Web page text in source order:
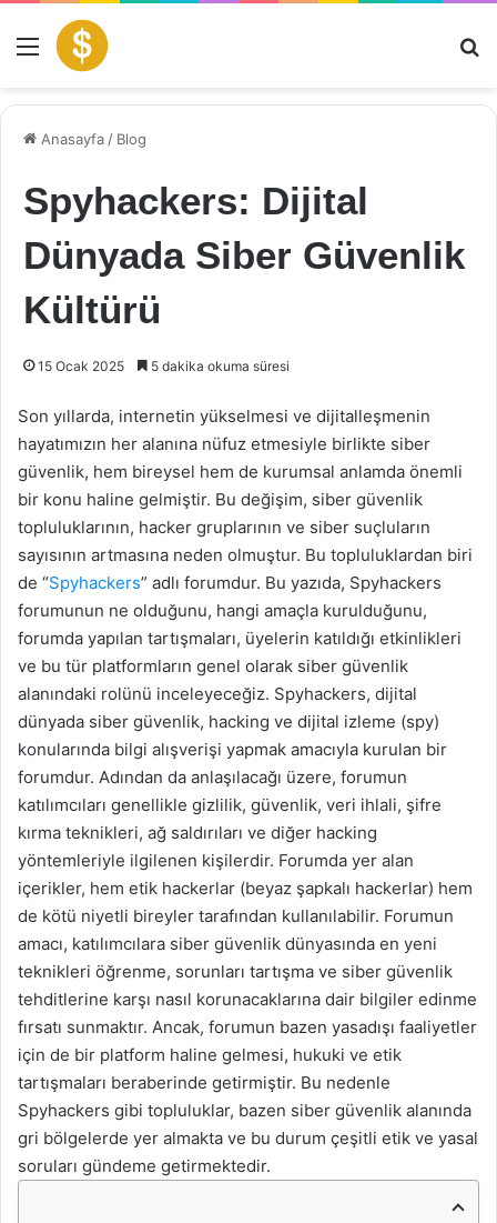
Menü
Anasayfa / Blog
Spyhackers: Dijital
Dünyada Siber Güvenlik
Kültürü
15 Ocak 2025 5 dakika okuma süresi
Son yıllarda, internetin yükselmesi ve dijitalleşmenin
hayatımızın her alanına nüfuz etmesiyle birlikte siber
güvenlik, hem bireysel hem de kurumsal anlamda önemli
bir konu haline gelmiştir. Bu değişim, siber güvenlik
topluluklarının, hacker gruplarının ve siber suçluların
sayısının artmasına neden olmuştur. Bu topluluklardan biri
de “Spyhackers” adlı forumdur. Bu yazıda, Spyhackers
forumunun ne olduğunu, hangi amaçla kurulduğunu,
forumda yapılan tartışmaları, üyelerin katıldığı etkinlikleri
ve bu tür platformların genel olarak siber güvenlik
alanındaki rolünü inceleyeceğiz. Spyhackers, dijital
dünyada siber güvenlik, hacking ve dijital izleme (spy)
konularında bilgi alışverişi yapmak amacıyla kurulan bir
forumdur. Adından da anlaşılacağı üzere, forumun
katılımcıları genellikle gizlilik, güvenlik, veri ihlali, şifre
kırma teknikleri, ağ saldırıları ve diğer hacking
yöntemleriyle ilgilenen kişilerdir. Forumda yer alan
içerikler, hem etik hackerlar (beyaz şapkalı hackerlar) hem
de kötü niyetli bireyler tarafından kullanılabilir. Forumun
amacı, katılımcılara siber güvenlik dünyasında en yeni
teknikleri öğrenme, sorunları tartışma ve siber güvenlik
tehditlerine karşı nasıl korunacaklarına dair bilgiler edinme
fırsatı sunmaktır. Ancak, forumun bazen yasadışı faaliyetler
için de bir platform haline gelmesi, hukuki ve etik
tartışmaları beraberinde getirmiştir. Bu nedenle
Spyhackers gibi topluluklar, bazen siber güvenlik alanında
gri bölgelerde yer almakta ve bu durum çeşitli etik ve yasal
soruları gündeme getirmektedir.